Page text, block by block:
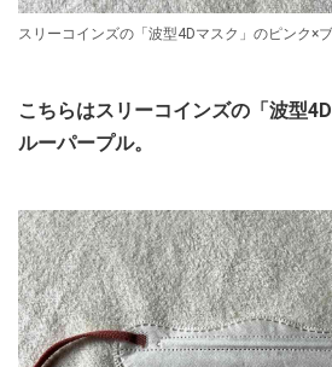
スリーコインズの「波型4Dマスク」のピンク×
こちらはスリーコインズの「波型
ルーパープル。